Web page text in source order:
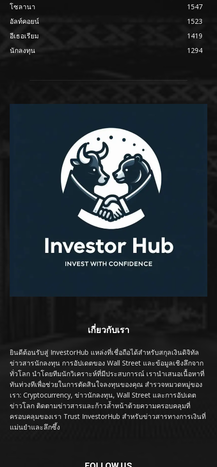
โซลานา
1547
อัลท์คอยน์
1523
อีเธอเรียม
1419
นักลงทุน
1294
เกี่ยวกับเรา
ยินดีต้อนรับสู่ InvestorHub แหล่งที่เชื่อถือได้สำหรับสกุลเงินดิจิทัล
ข่าวสารนักลงทุน การอัปเดตของ Wall Street และข้อมูลเชิงลึกจาก
ทั่วโลก นำโดยทีมนักวิเคราะห์ที่มีประสบการณ์ เรานำเสนอเนื้อหาที่
ทันท่วงทีเพื่อช่วยในการตัดสินใจลงทุนของคุณ สำรวจหมวดหมู่ของ
เรา: Cryptocurrency, ข่าวนักลงทุน, Wall Street และการอัปเดต
ข่าวโลก ติดตามข่าวสารและก้าวล้ำหน้าด้วยความครอบคลุมที่
ครอบคลุมของเรา Trust InvestorHub สำหรับข่าวสารทางการเงินที่
แม่นยำและลึกซึ้ง